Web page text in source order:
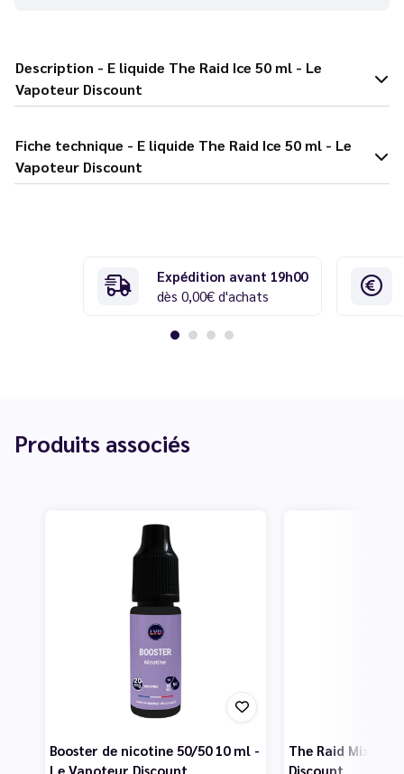
Description - E liquide The Raid Ice 50 ml - Le
Vapoteur Discount
Fiche technique - E liquide The Raid Ice 50 ml - Le
Vapoteur Discount
Expédition avant 19h00
dès 0,00€ d'achats
Produits associés
Booster de nicotine 50/50 10 ml -
Le Vapoteur Discount
The Raid Mix 50
Discount